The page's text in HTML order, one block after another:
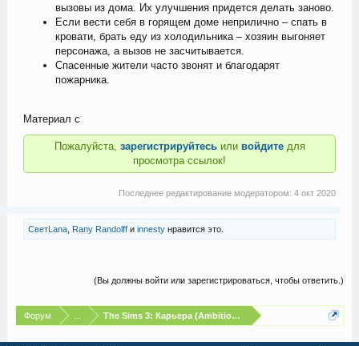
вызовы из дома. Их улучшения придется делать заново.
Если вести себя в горящем доме неприлично – спать в
кровати, брать еду из холодильника – хозяин выгоняет
персонажа, а вызов не засчитывается.
Спасенные жители часто звонят и благодарят
пожарника.
Материал с
Пожалуйста, зарегистрируйтесьили войдите для
просмотра ссылок!
Последнее редактирование модератором:4 окт 2020
СветLana, Rany Randolffи innestyнравится это.
(Вы должны войти или зарегистрироваться, чтобы ответить.)
Форум The Sims 3: Карьера (Ambitions)